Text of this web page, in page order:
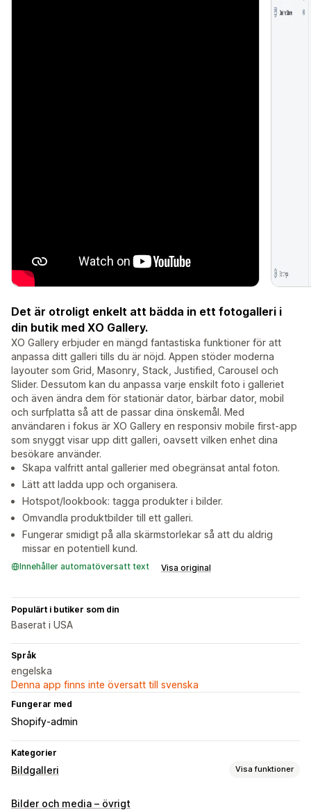
Det är otroligt enkelt att bädda in ett fotogalleri i
din butik med XO Gallery.
XO Gallery erbjuder en mängd fantastiska funktioner för att
anpassa ditt galleri tills du är nöjd. Appen stöder moderna
layouter som Grid, Masonry, Stack, Justified, Carousel och
Slider. Dessutom kan du anpassa varje enskilt foto i galleriet
och även ändra dem för stationär dator, bärbar dator, mobil
och surfplatta så att de passar dina önskemål. Med
användaren i fokus är XO Gallery en responsiv mobile first-app
som snyggt visar upp ditt galleri, oavsett vilken enhet dina
besökare använder.
Skapa valfritt antal gallerier med obegränsat antal foton.
Lätt att ladda upp och organisera.
Hotspot/lookbook: tagga produkter i bilder.
Omvandla produktbilder till ett galleri.
Fungerar smidigt på alla skärmstorlekar så att du aldrig
missar en potentiell kund.
Innehåller automatöversatt text Visa original
Populärt i butiker som din
Baserat i USA
Språk
engelska
Denna app finns inte översatt till svenska
Fungerar med
Shopify-admin
Kategorier
Bildgalleri Visa funktioner
Gallerityper
Bilder och media – övrigt